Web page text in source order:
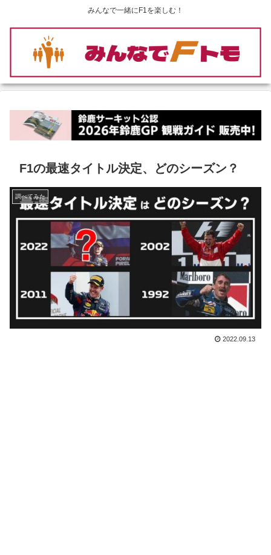
みんなで一緒にF1を楽しむ！
F1の最速タイトル決定、どのシーズン？
調べてみた
2022.09.13